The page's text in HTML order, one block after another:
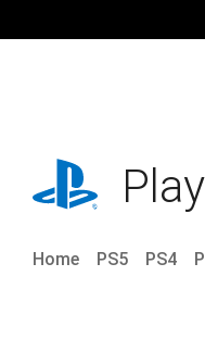
往
playstation.com
Home PS5 PS4